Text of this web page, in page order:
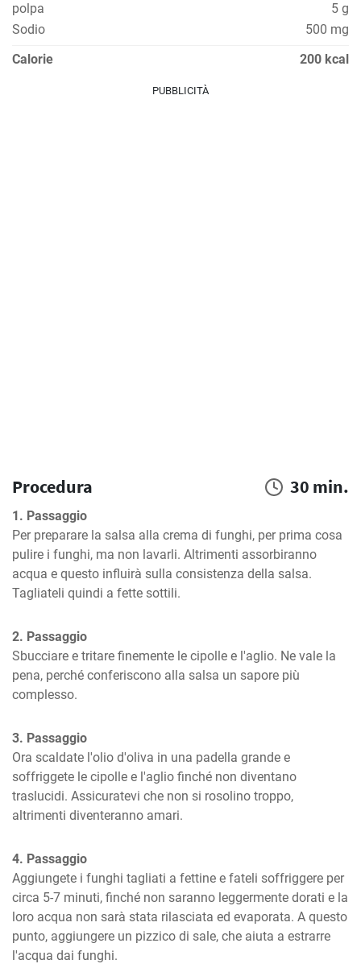
polpa
5 g
Sodio
500 mg
Calorie
200 kcal
PUBBLICITÀ
Procedura 30 min.
1. Passaggio
Per preparare la salsa alla crema di funghi, per prima cosa
pulire i funghi, ma non lavarli. Altrimenti assorbiranno
acqua e questo influirà sulla consistenza della salsa.
Tagliateli quindi a fette sottili.
2. Passaggio
Sbucciare e tritare finemente le cipolle e l'aglio. Ne vale la
pena, perché conferiscono alla salsa un sapore più
complesso.
3. Passaggio
Ora scaldate l'olio d'oliva in una padella grande e
soffriggete le cipolle e l'aglio finché non diventano
traslucidi. Assicuratevi che non si rosolino troppo,
altrimenti diventeranno amari.
4. Passaggio
Aggiungete i funghi tagliati a fettine e fateli soffriggere per
circa 5-7 minuti, finché non saranno leggermente dorati e la
loro acqua non sarà stata rilasciata ed evaporata. A questo
punto, aggiungere un pizzico di sale, che aiuta a estrarre
l'acqua dai funghi.